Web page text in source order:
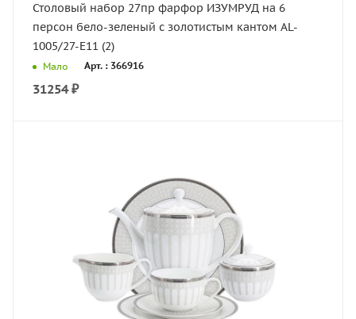
Столовый набор 27пр фарфор ИЗУМРУД на 6
персон бело-зеленый с золотистым кантом AL-
1005/27-E11 (2)
Мало Арт. : 366916
31254₽